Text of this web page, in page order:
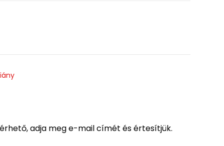
adja meg e-mail címét és értesítjük.